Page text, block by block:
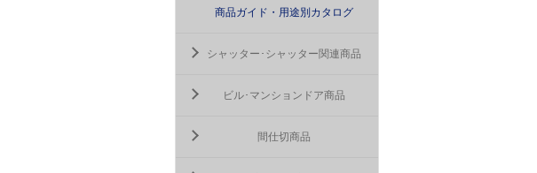
商品ガイド・用途別カタログ
シャッター･シャッター関連商品
ビル･マンションドア商品
間仕切商品